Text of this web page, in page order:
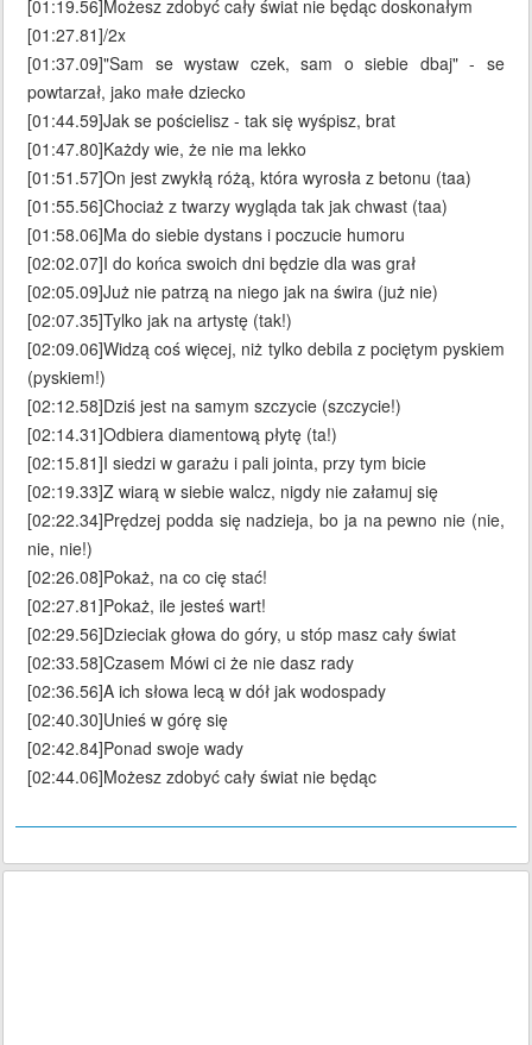
[01:19.56]Możesz zdobyć cały świat nie będąc doskonałym
[01:27.81]/2x
[01:37.09]"Sam se wystaw czek, sam o siebie dbaj" - se
powtarzał, jako małe dziecko
[01:44.59]Jak se pościelisz - tak się wyśpisz, brat
[01:47.80]Każdy wie, że nie ma lekko
[01:51.57]On jest zwykłą różą, która wyrosła z betonu (taa)
[01:55.56]Chociaż z twarzy wygląda tak jak chwast (taa)
[01:58.06]Ma do siebie dystans i poczucie humoru
[02:02.07]I do końca swoich dni będzie dla was grał
[02:05.09]Już nie patrzą na niego jak na świra (już nie)
[02:07.35]Tylko jak na artystę (tak!)
[02:09.06]Widzą coś więcej, niż tylko debila z pociętym pyskiem
(pyskiem!)
[02:12.58]Dziś jest na samym szczycie (szczycie!)
[02:14.31]Odbiera diamentową płytę (ta!)
[02:15.81]I siedzi w garażu i pali jointa, przy tym bicie
[02:19.33]Z wiarą w siebie walcz, nigdy nie załamuj się
[02:22.34]Prędzej podda się nadzieja, bo ja na pewno nie (nie,
nie, nie!)
[02:26.08]Pokaż, na co cię stać!
[02:27.81]Pokaż, ile jesteś wart!
[02:29.56]Dzieciak głowa do góry, u stóp masz cały świat
[02:33.58]Czasem Mówi ci że nie dasz rady
[02:36.56]A ich słowa lecą w dół jak wodospady
[02:40.30]Unieś w górę się
[02:42.84]Ponad swoje wady
[02:44.06]Możesz zdobyć cały świat nie będąc